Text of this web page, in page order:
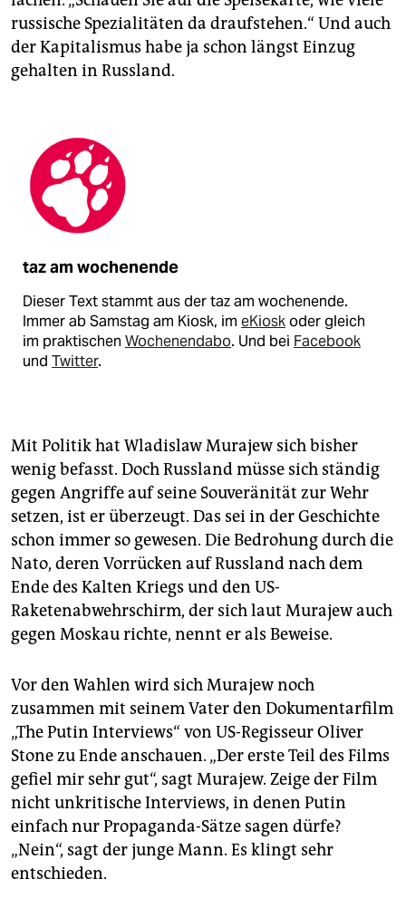
russische Spezialitäten da draufstehen.“ Und auch
der Kapitalismus habe ja schon längst Einzug
gehalten in Russland.
taz am wochenende
Dieser Text stammt aus der taz am wochenende.
Immer ab Samstag am Kiosk, im eKioskoder gleich
im praktischen Wochenendabo. Und bei Facebook
und Twitter.
Mit Politik hat Wladislaw Murajew sich bisher
wenig befasst. Doch Russland müsse sich ständig
gegen Angriffe auf seine Souveränität zur Wehr
setzen, ist er überzeugt. Das sei in der Geschichte
schon immer so gewesen. Die Bedrohung durch die
Nato, deren Vorrücken auf Russland nach dem
Ende des Kalten Kriegs und den US-
Raketenabwehrschirm, der sich laut Murajew auch
gegen Moskau richte, nennt er als Beweise.
Vor den Wahlen wird sich Murajew noch
zusammen mit seinem Vater den Dokumentarfilm
„The Putin Interviews“ von US-Regisseur Oliver
Stone zu Ende anschauen. „Der erste Teil des Films
gefiel mir sehr gut“, sagt Murajew. Zeige der Film
nicht unkritische Interviews, in denen Putin
einfach nur Propaganda-Sätze sagen dürfe?
„Nein“, sagt der junge Mann. Es klingt sehr
entschieden.